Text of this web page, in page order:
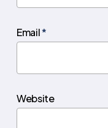
Email*
Website